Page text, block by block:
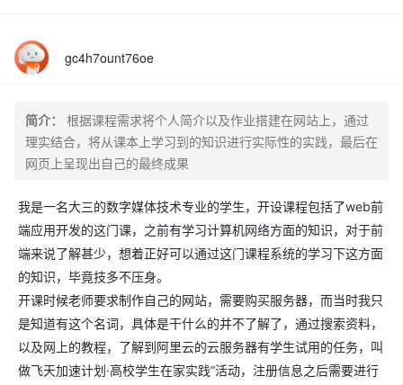
gc4h7ount76oe
简介：
根据课程需求将个人简介以及作业搭建在网站上，通过
理实结合，将从课本上学习到的知识进行实际性的实践，最后在
网页上呈现出自己的最终成果
我是一名大三的数字媒体技术专业的学生，开设课程包括了web前
端应用开发的这门课，之前有学习计算机网络方面的知识，对于前
端来说了解甚少，想着正好可以通过这门课程系统的学习下这方面
的知识，毕竟技多不压身。
开课时候老师要求制作自己的网站，需要购买服务器，而当时我只
是知道有这个名词，具体是干什么的并不了解了，通过搜索资料，
以及网上的教程，了解到阿里云的云服务器有学生试用的任务，叫
做飞天加速计划·高校学生在家实践”活动，注册信息之后需要进行